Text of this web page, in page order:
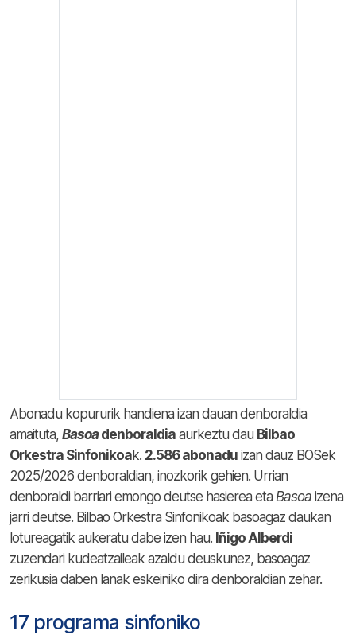
Abonadu kopururik handiena izan dauan denboraldia
amaituta, Basoadenboraldia aurkeztu dau Bilbao
Orkestra Sinfonikoak. 2.586 abonadu izan dauz BOSek
2025/2026 denboraldian, inozkorik gehien. Urrian
denboraldi barriari emongo deutse hasierea eta Basoa izena
jarri deutse. Bilbao Orkestra Sinfonikoak basoagaz daukan
lotureagatik aukeratu dabe izen hau. Iñigo Alberdi
zuzendari kudeatzaileak azaldu deuskunez, basoagaz
zerikusia daben lanak eskeiniko dira denboraldian zehar.
17 programa sinfoniko